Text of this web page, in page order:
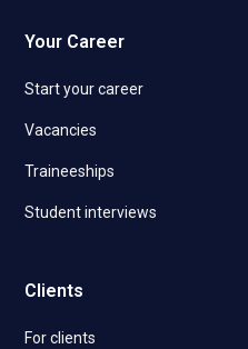
Your Career
Start your career
Vacancies
Traineeships
Student interviews
Clients
For clients